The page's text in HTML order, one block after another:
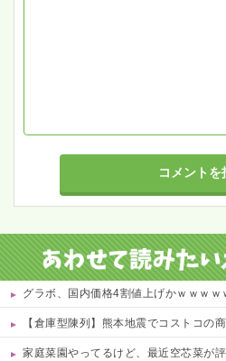
グラボ、国内価格4割値上げかｗｗｗｗ
【倉庫型陳列】熊本地震でコストコの商品落下「重く受け止めており
家庭菜園やってるけど、最近空芯菜が